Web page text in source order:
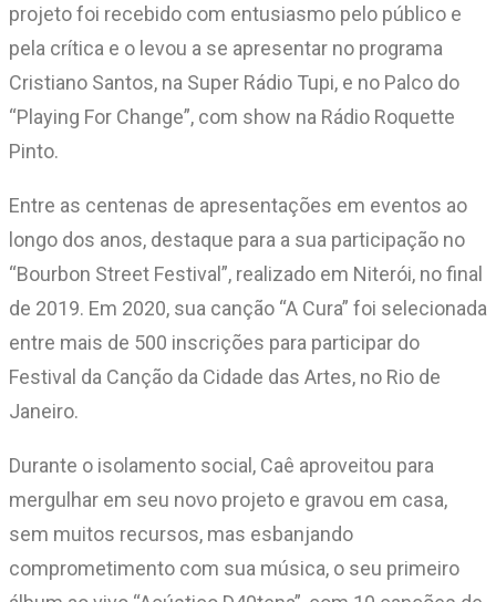
projeto foi recebido com entusiasmo pelo público e
pela crítica e o levou a se apresentar no programa
Cristiano Santos, na Super Rádio Tupi, e no Palco do
“Playing For Change”, com show na Rádio Roquette
Pinto.
Entre as centenas de apresentações em eventos ao
longo dos anos, destaque para a sua participação no
“Bourbon Street Festival”, realizado em Niterói, no final
de 2019. Em 2020, sua canção “A Cura” foi selecionada
entre mais de 500 inscrições para participar do
Festival da Canção da Cidade das Artes, no Rio de
Janeiro.
Durante o isolamento social, Caê aproveitou para
mergulhar em seu novo projeto e gravou em casa,
sem muitos recursos, mas esbanjando
comprometimento com sua música, o seu primeiro